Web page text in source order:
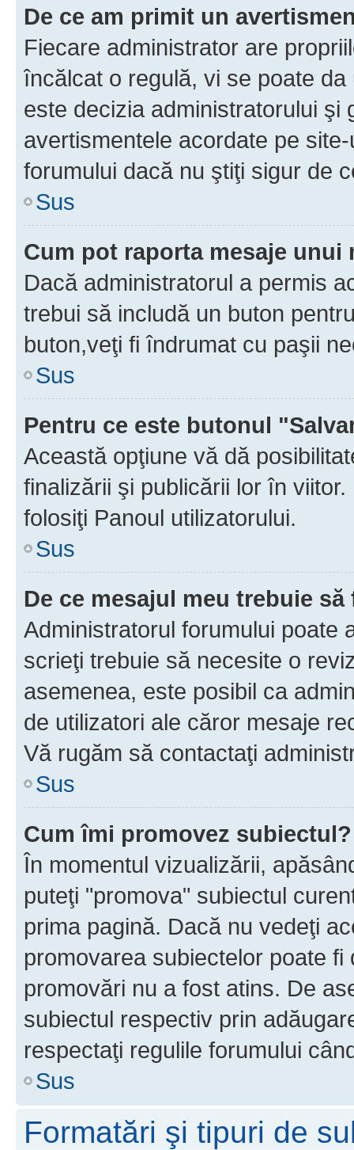
De ce am primit un
Fiecare administrator are
încălcat o regulă, vi se poate
este decizia administratorului şi
avertismentele acordate pe
forumului dacă nu ştiţi sigur de
Sus
Cum pot raporta mesaje unui
Dacă administratorul a permis
trebui să includă un buton
buton,veţi fi îndrumat cu paşii
Sus
Pentru ce este butonul
Această opţiune vă dă
finalizării şi publicării lor în
folosiţi Panoul utilizatorului.
Sus
De ce mesajul meu trebuie
Administratorul forumului poate
scrieţi trebuie să necesite o
asemenea, este posibil ca
de utilizatori ale căror mesaje
Vă rugăm să contactaţi
Sus
Cum îmi promovez subiectul?
În momentul vizualizării,
puteţi "promova" subiectul
prima pagină. Dacă nu vedeţi
promovarea subiectelor poate
promovări nu a fost atins. De
subiectul respectiv prin
respectaţi regulile forumului
Sus
Formatări şi tipuri de